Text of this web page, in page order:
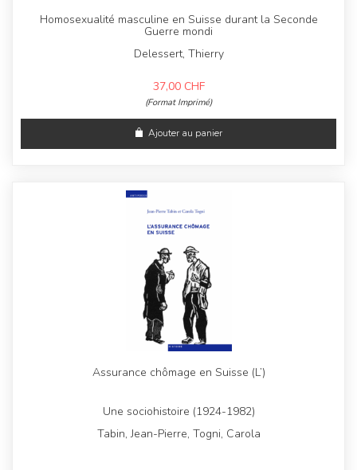
Homosexualité masculine en Suisse durant la Seconde
Guerre mondi
Delessert, Thierry
37,00 CHF
(Format Imprimé)
Ajouter au panier
Assurance chômage en Suisse (L’)
Une sociohistoire (1924-1982)
Tabin, Jean-Pierre, Togni, Carola